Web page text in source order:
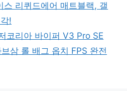
스 리퀴드에어 매트블랙, 갤
!
코리아 바이퍼 V3 Pro SE
삼 롤 배그 옵치 FPS 완전